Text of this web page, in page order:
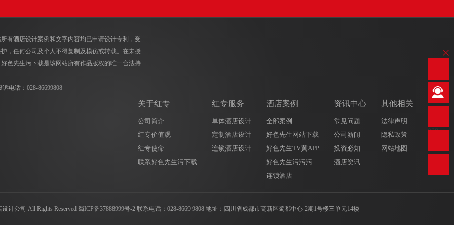
所有酒店设计案例和文字内容均已申请设计专利，受
，任何公司及个人不得复制及模仿或转载。在未授
，好色先生污下载是该网站所有作品版权的唯一合法持
诉电话：028-86699808
关于红专
公司简介
红专价值观
红专使命
联系好色先生污下载
红专服务
单体酒店设计
定制酒店设计
连锁酒店设计
酒店案例
全部案例
好色先生网站下载
好色先生TV黄APP
好色先生污污污
连锁酒店
资讯中心
常见问题
公司新闻
投资必知
酒店资讯
其他相关
法律声明
隐私政策
网站地图
计公司 All Rights Reserved 蜀ICP备37888999号-2联系电话： 028-8669 9808地址：四川省成都市高新区蜀都中心 2期1号楼三单元14楼
028-